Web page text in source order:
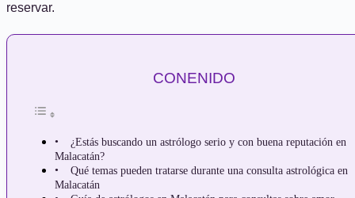
reservar.
CONENIDO
¿Estás buscando un astrólogo serio y con buena reputación en
Malacatán?
Qué temas pueden tratarse durante una consulta astrológica en
Malacatán